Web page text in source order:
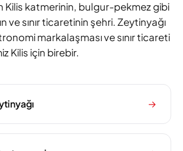
Kilis katmerinin, bulgur-pekmez gibi
ve sınır ticaretinin şehri. Zeytinyağı
markalaşması ve sınır ticareti
Kilis için birebir.
→